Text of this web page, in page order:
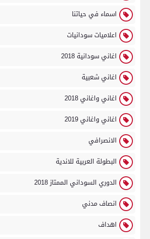
اسماء في حياتنا
اعلاميات سودانيات
اغاني سودانية 2018
اغاني شعبية
اغاني واغاني 2018
اغاني واغاني 2019
الانصرافي
البطولة العربية للاندية
الدوري السوداني الممتاز 2018
انصاف مدني
اهداف